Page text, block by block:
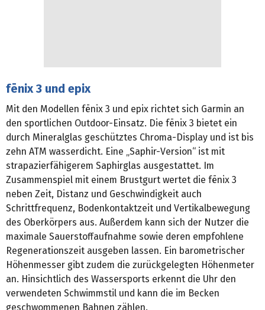
fēnix 3 und epix
Mit den Modellen fēnix 3 und epix richtet sich Garmin an
den sportlichen Outdoor-Einsatz. Die fēnix 3 bietet ein
durch Mineralglas geschütztes Chroma-Display und ist bis
zehn ATM wasserdicht. Eine „Saphir-Version“ ist mit
strapazierfähigerem Saphirglas ausgestattet. Im
Zusammenspiel mit einem Brustgurt wertet die fēnix 3
neben Zeit, Distanz und Geschwindigkeit auch
Schrittfrequenz, Bodenkontaktzeit und Vertikalbewegung
des Oberkörpers aus. Außerdem kann sich der Nutzer die
maximale Sauerstoffaufnahme sowie deren empfohlene
Regenerationszeit ausgeben lassen. Ein barometrischer
Höhenmesser gibt zudem die zurückgelegten Höhenmeter
an. Hinsichtlich des Wassersports erkennt die Uhr den
verwendeten Schwimmstil und kann die im Becken
geschwommenen Bahnen zählen.